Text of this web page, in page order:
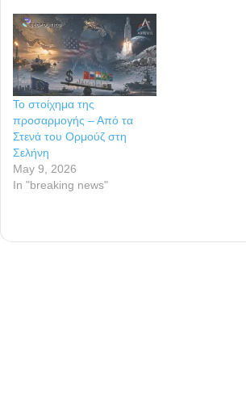
Το στοίχημα της
προσαρμογής – Από τα
Στενά του Ορμούζ στη
Σελήνη
May 9, 2026
In "breaking news"